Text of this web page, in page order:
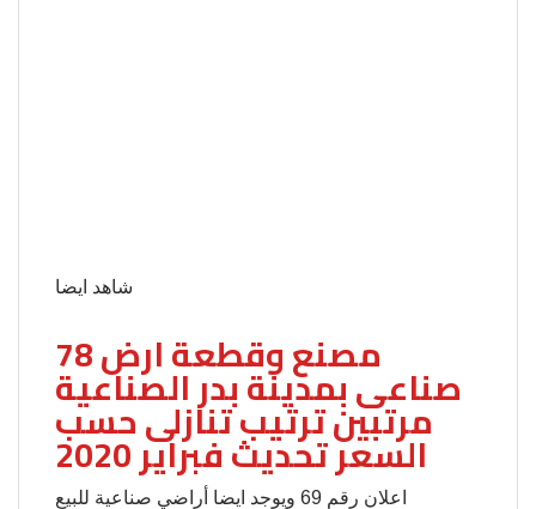
شاهد ايضا
78 مصنع وقطعة ارض
صناعى بمدينة بدر الصناعية
مرتبين ترتيب تنازلى حسب
السعر تحديث فبراير 2020
اعلان رقم 69 ويوجد ايضا أراضي صناعية للبيع